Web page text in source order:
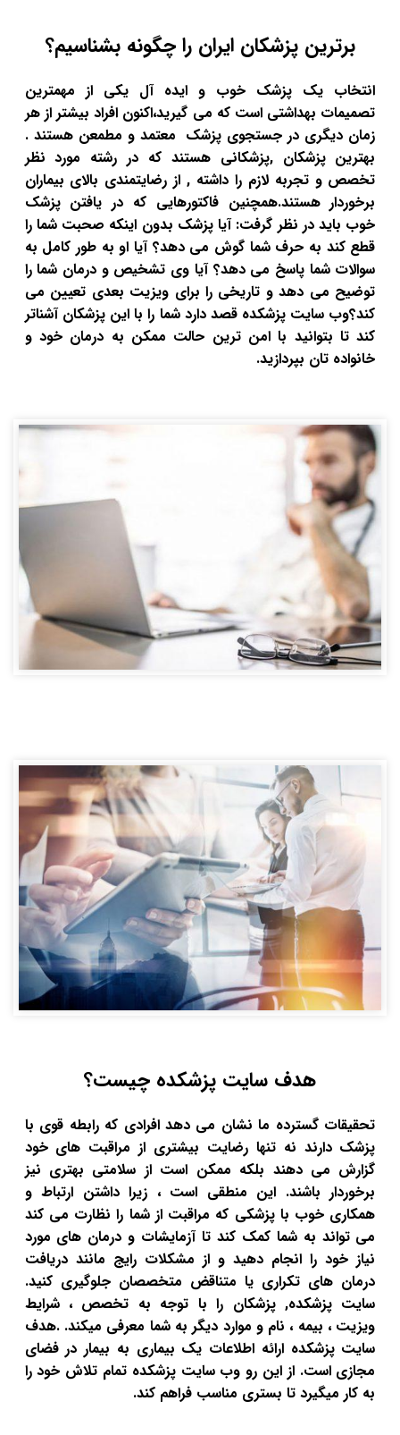
برترین پزشکان ایران را چگونه بشناسیم؟
انتخاب یک پزشک خوب و ایده آل یکی از مهمترین
تصمیمات بهداشتی است که می گیرید،اکنون افراد بیشتر از هر
زمان دیگری در جستجوی پزشک معتمد و مطمعن هستند .
بهترین پزشکان ,پزشکانی هستند که در رشته مورد نظر
تخصص و تجربه لازم را داشته , از رضایتمندی بالای بیماران
برخوردار هستند.همچنین فاکتورهایی که در یافتن پزشک
خوب باید در نظر گرفت: آیا پزشک بدون اینکه صحبت شما را
قطع کند به حرف شما گوش می دهد؟ آیا او به طور کامل به
سوالات شما پاسخ می دهد؟ آیا وی تشخیص و درمان شما را
توضیح می دهد و تاریخی را برای ویزیت بعدی تعیین می
کند؟وب سایت پزشکده قصد دارد شما را با این پزشکان آشناتر
کند تا بتوانید با امن ترین حالت ممکن به درمان خود و
خانواده تان بپردازید.
هدف سایت پزشکده چیست؟
تحقیقات گسترده ما نشان می دهد افرادی که رابطه قوی با
پزشک دارند نه تنها رضایت بیشتری از مراقبت های خود
گزارش می دهند بلکه ممکن است از سلامتی بهتری نیز
برخوردار باشند. این منطقی است ، زیرا داشتن ارتباط و
همکاری خوب با پزشکی که مراقبت از شما را نظارت می کند
می تواند به شما کمک کند تا آزمایشات و درمان های مورد
نیاز خود را انجام دهید و از مشکلات رایج مانند دریافت
درمان های تکراری یا متناقض متخصصان جلوگیری کنید.
سایت پزشکده, پزشکان را با توجه به تخصص ، شرایط
ویزیت ، بیمه ، نام و موارد دیگر به شما معرفی میکند. .هدف
سایت پزشکده ارائه اطلاعات یک بیماری به بیمار در فضای
مجازی است. از این رو وب سایت پزشکده تمام تلاش خود را
به کار میگیرد تا بستری مناسب فراهم کند.